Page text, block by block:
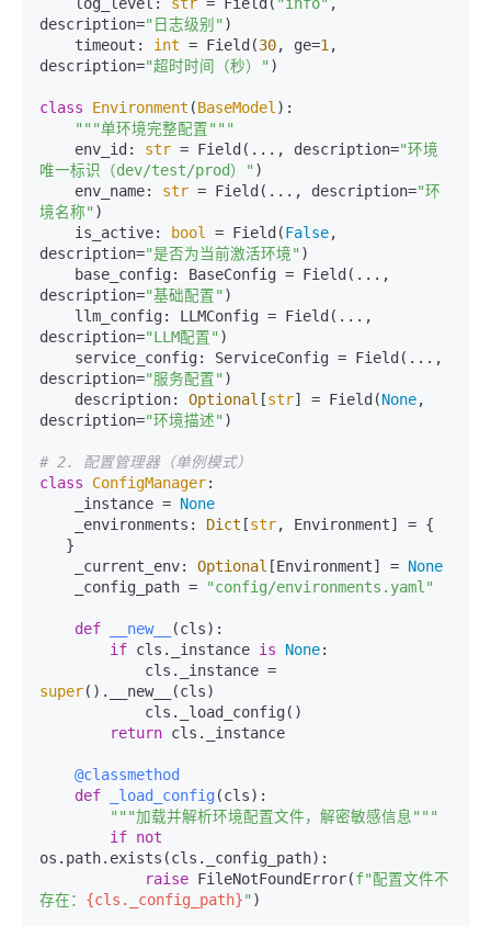
description="日志级别" )
    timeout:
int = Field(30, ge=1 ,
description="超时时间（秒）" )
class Environment (BaseModel ):
"""单环境完整配置"""
    env_id:
str = Field(..., description="环境
唯一标识（dev/test/prod）" )
    env_name:
str = Field(..., description="环
境名称" )
    is_active:
bool = Field(False,
description="是否为当前激活环境" )
description="基础配置" )
description="LLM配置" )
description="服务配置" )
    description:
Optional [str] = Field(None,
description="环境描述" )
# 2. 配置管理器（单例模式）
class
ConfigManager:
    _instance =
None
    _environments:
Dict [str, Environment] = {
    _current_env:
Optional [Environment] = None
    _config_path =
"config/environments.yaml"
def __new__ (cls):
if cls._instance is None:
super().__new__(cls)
return cls._instance
    @classmethod
def
_load_config (cls):
"""加载并解析环境配置文件，解密敏感信息"""
if not
os.path.exists(cls._config_path):
raise FileNotFoundError(f"配置文件不
存在： {cls._config_path}" )